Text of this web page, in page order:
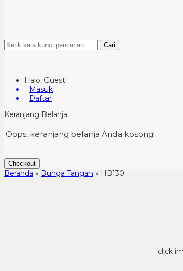
Cari
Halo, Guest!
Masuk
Daftar
Keranjang Belanja
Oops, keranjang belanja Anda kosong!
Checkout
Beranda » Bunga Tangan » HB130
click